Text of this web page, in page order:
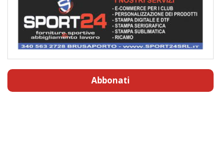
Abbonati